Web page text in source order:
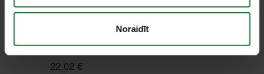
Noraidīt
Pincete KNIPEX 922108
22,02 €